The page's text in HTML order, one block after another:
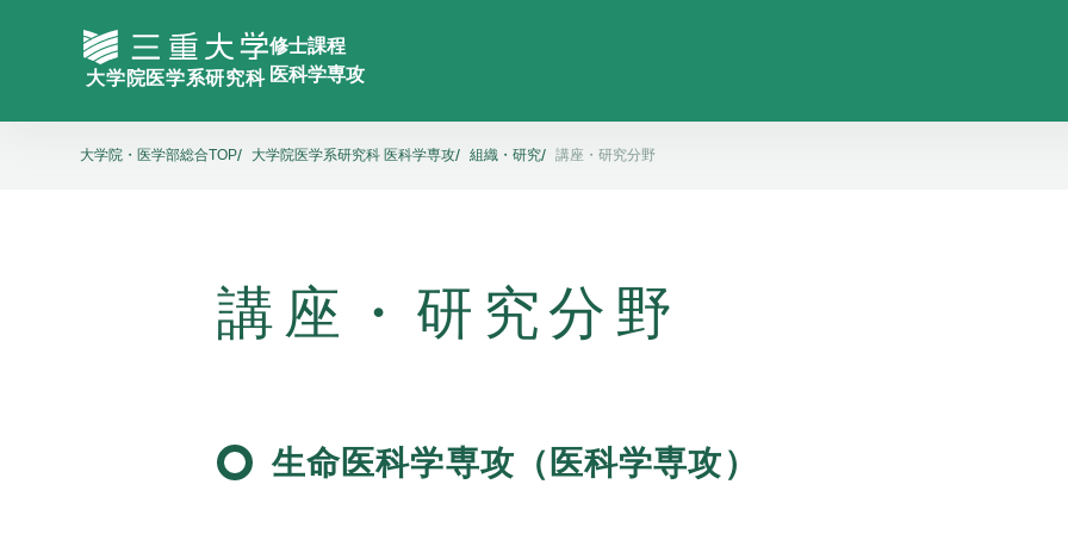
大学院・医学部総合TOP 大学院医学系研究科 医科学専攻 組織・研究 講座・研究分野
講座・研究分野
生命医科学専攻（医科学専攻）